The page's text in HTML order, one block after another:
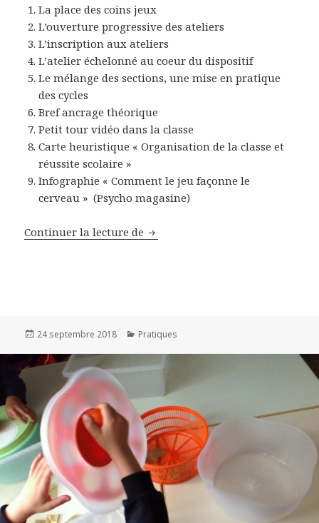
La place des coins jeux
L’ouverture progressive des ateliers
L’inscription aux ateliers
L’atelier échelonné au coeur du dispositif
Le mélange des sections, une mise en pratique
des cycles
Bref ancrage théorique
Petit tour vidéo dans la classe
Carte heuristique « Organisation de la classe et
réussite scolaire »
Infographie « Comment le jeu façonne le
cerveau » (Psycho magasine)
Continuer la lecture de Les rouages de l’organisation de
Publié
24 septembre 2018 Catégories
Pratiques